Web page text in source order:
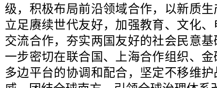
级，积极布局前沿领域合作，以新质
立足赓续世代友好，加强教育、文化
交流合作，夯实两国友好的社会民意
一步密切在联合国、上海合作组织、
多边平台的协调和配合，坚定不移维